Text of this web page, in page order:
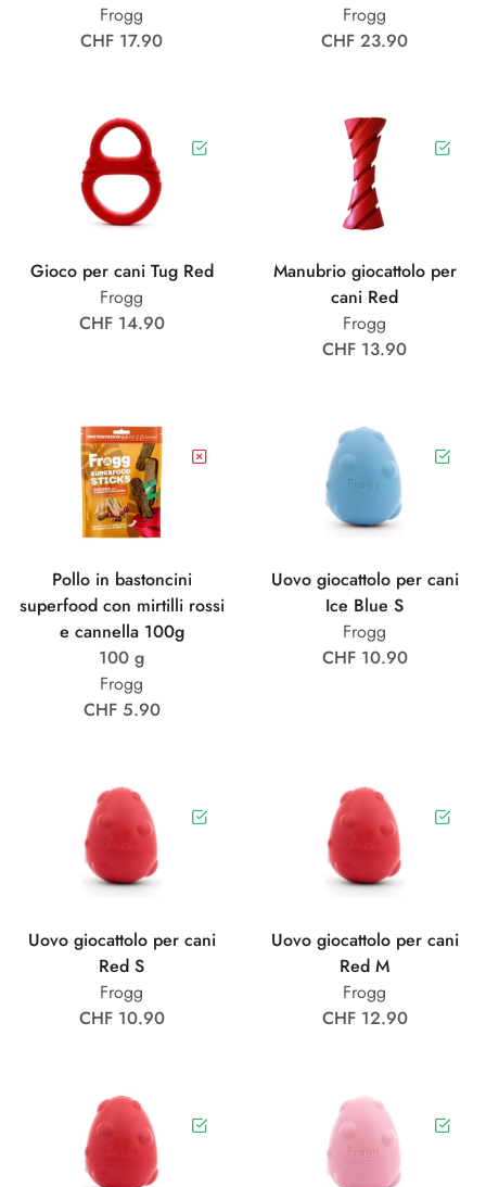
Frogg
CHF 17.90
Frogg
CHF 23.90
Gioco per cani Tug Red
Frogg
CHF 14.90
Manubrio giocattolo per
cani Red
Frogg
CHF 13.90
Pollo in bastoncini
superfood con mirtilli rossi
e cannella 100g
100 g
Frogg
CHF 5.90
Uovo giocattolo per cani
Ice Blue S
Frogg
CHF 10.90
Uovo giocattolo per cani
Red S
Frogg
CHF 10.90
Uovo giocattolo per cani
Red M
Frogg
CHF 12.90